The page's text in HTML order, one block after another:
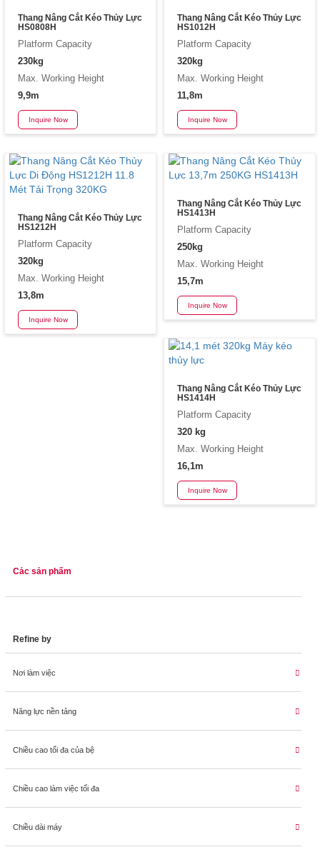
Các sản phẩm
Refine by
Nơi làm việc
Năng lực nền tảng
Chiều cao tối đa của bệ
Chiều cao làm việc tối đa
Chiều dài máy
Thang Nâng Cắt Kéo Thủy Lực
HS0808H
Platform Capacity
230kg
Max. Working Height
9,9m
Inquire Now
Thang Nâng Cắt Kéo Thủy Lực
HS1012H
Platform Capacity
320kg
Max. Working Height
11,8m
Inquire Now
Thang Nâng Cắt Kéo Thủy Lực
HS1212H
Platform Capacity
320kg
Max. Working Height
13,8m
Inquire Now
Thang Nâng Cắt Kéo Thủy Lực
HS1413H
Platform Capacity
250kg
Max. Working Height
15,7m
Inquire Now
Thang Nâng Cắt Kéo Thủy Lực
HS1414H
Platform Capacity
320 kg
Max. Working Height
16,1m
Inquire Now